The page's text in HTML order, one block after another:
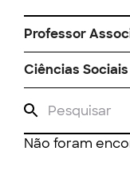
Professor
Ciências Sociais
Não foram